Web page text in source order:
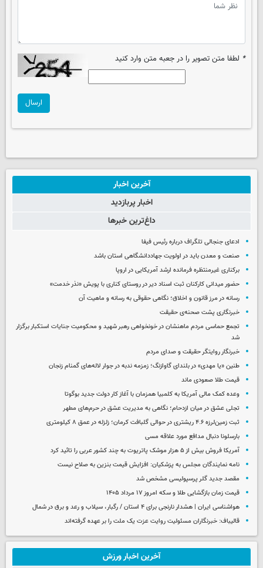
* لطفا متن تصویر را در جعبه متن وارد کنید
ارسال
آخرین اخبار
اخبار پربازدید
داغ‌ترین خبرها
ادعای جنجالی تلگراف درباره رئیس فیفا
صنعت و معدن باید در اولویت جهاددانشگاهی استان باشد
برکناری غیرمنتظره فرمانده ارشد آمریکایی در اروپا
حضور میدانی کارکنان ثبت اسناد دیر در روستای کناری با پویش «نذر خدمت»
رسانه در مرز قانون و اخلاق؛ نگاهی حقوقی به رسانه و ماهیت آن
خبرنگاری پشت صحنه‌ی حقیقت
تجمع حماسی مردم ماهنشان در خونخواهی رهبر شهید و محکومیت جنایات استکبار برگزار
شد
خبرنگار روایتگر حقیقت و صدای مردم
طنین «یا مهدی» در بلندای گاوازنگ؛ زمزمه ندبه در جوار لاله‌های گمنام زنجان
قیمت طلا صعودی ماند
وعده کمک مالی آمریکا به کلمبیا همزمان با آغاز کار دولت جدید بوگوتا
تجلی عشق در میان ازدحام؛ نگاهی به مدیریت عشق در حرم‌های مطهر
ثبت زمین‌لرزه ۴.۶ ریشتری در حوالی گلبافت کرمان؛ زلزله در عمق ۸ کیلومتری
بارسلونا دنبال مدافع مورد علاقه مسی
آمریکا فروش بیش از ۵ هزار موشک پاتریوت به چند کشور عربی را تائید کرد
نامه نمایندگان مجلس به پزشکیان: افزایش قیمت بنزین به صلاح نیست
مقصد جدید گلر پرسپولیسی مشخص شد
قیمت زمان بازگشایی طلا و سکه امروز ۱۷ مرداد ۱۴۰۵
هواشناسی ایران | هشدار نارنجی برای ۴ استان / رگبار، سیلاب و رعد و برق در شمال
قالیباف: خبرنگاران مسئولیت روایت عزت یک ملت را بر عهده گرفته‌اند
آخرین اخبار ورزش